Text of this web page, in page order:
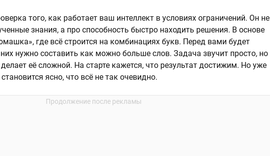
того, как работает ваш интеллект в условиях ограничений. Он не
знания, а про способность быстро находить решения. В основе
где всё строится на комбинациях букв. Перед вами будет
нужно составить как можно больше слов. Задача звучит просто, но
её сложной. На старте кажется, что результат достижим. Но уже
ясно, что всё не так очевидно.